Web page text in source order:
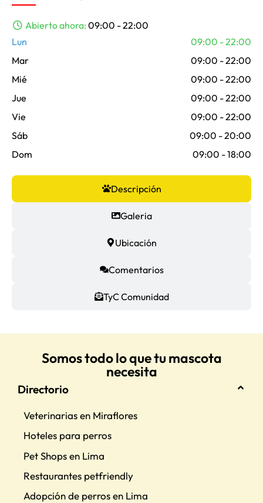
Descripción
Galeria
Ubicación
Comentarios
TyC Comunidad
Abierto ahora: 09:00 - 22:00
Lun
09:00 - 22:00
Mar
09:00 - 22:00
Mié
09:00 - 22:00
Jue
09:00 - 22:00
Vie
09:00 - 22:00
Sáb
09:00 - 20:00
Dom
09:00 - 18:00
Somos todo lo que tu mascota
necesita
Directorio
Veterinarias en Miraflores
Hoteles para perros
Pet Shops en Lima
Restaurantes petfriendly
Adopción de perros en Lima